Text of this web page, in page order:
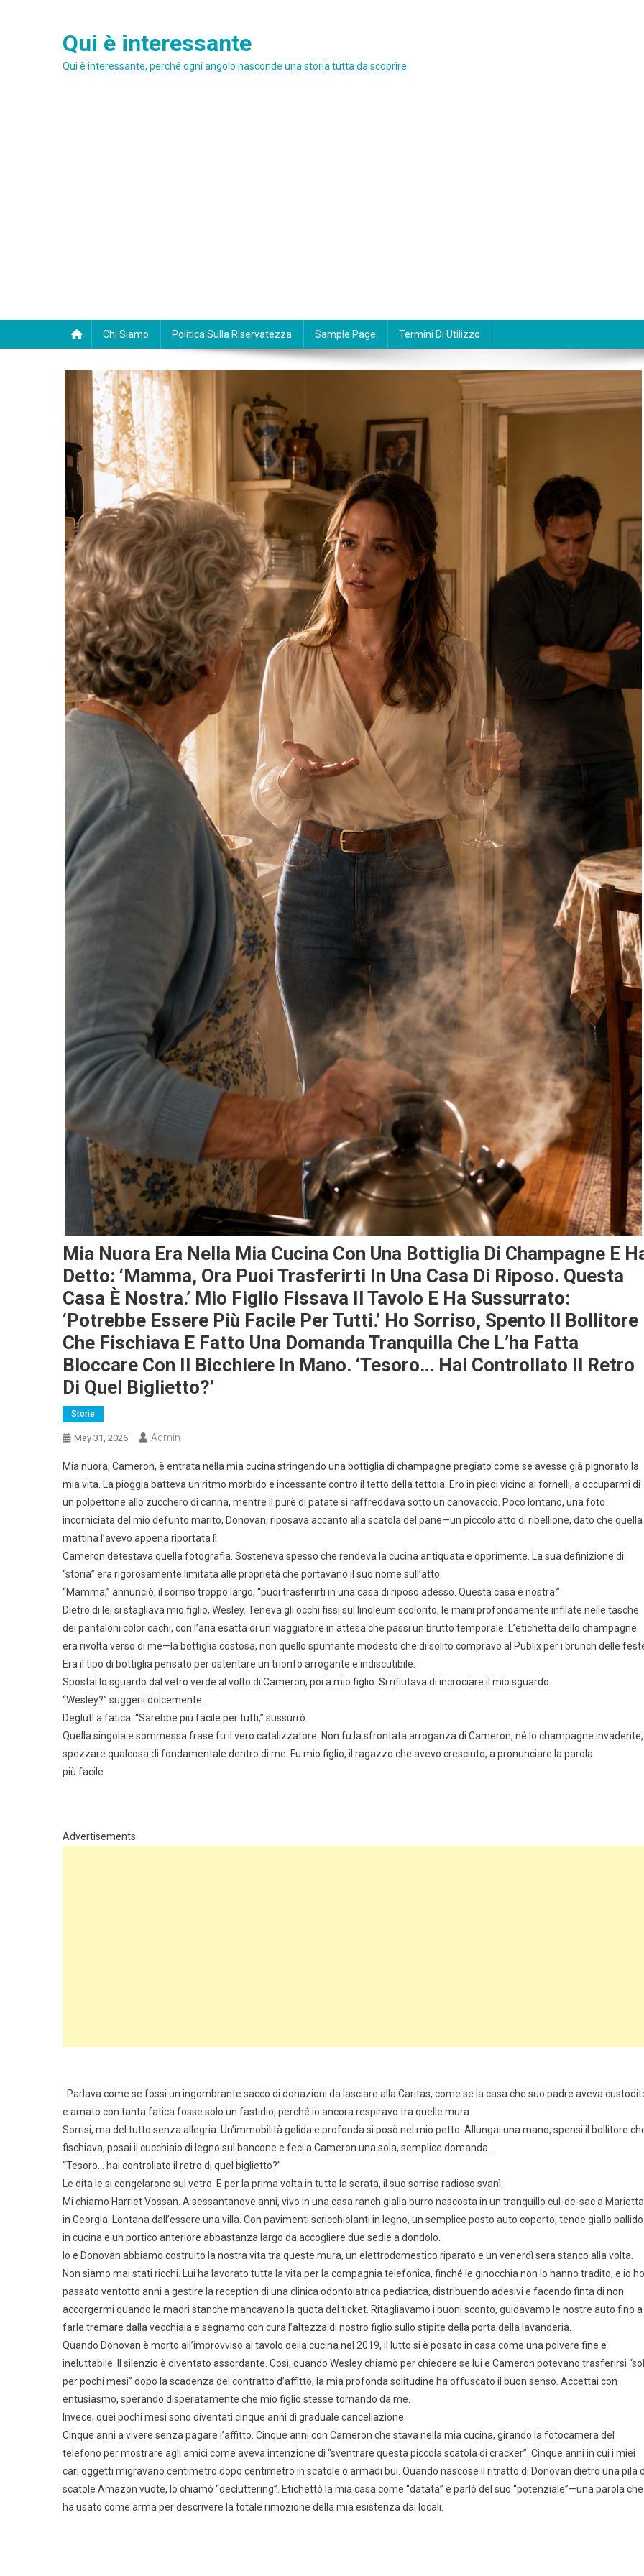
Qui è interessante
Qui è interessante, perché ogni angolo nasconde una storia tutta da scoprire
Chi Siamo Politica Sulla Riservatezza Sample Page Termini Di Utilizzo
Mia Nuora Era Nella Mia Cucina Con Una Bottiglia Di Champagne E
Detto: ‘Mamma, Ora Puoi Trasferirti In Una Casa Di Riposo. Questa
Casa È Nostra.’ Mio Figlio Fissava Il Tavolo E Ha Sussurrato:
‘Potrebbe Essere Più Facile Per Tutti.’ Ho Sorriso, Spento Il Bollitore
Che Fischiava E Fatto Una Domanda Tranquilla Che L’ha Fatta
Bloccare Con Il Bicchiere In Mano. ‘Tesoro… Hai Controllato Il Retro
Di Quel Biglietto?’
Storie
May 31, 2026 Admin
Mia nuora, Cameron, è entrata nella mia cucina stringendo una bottiglia di champagne pregiato come se avesse già pignorato la
mia vita. La pioggia batteva un ritmo morbido e incessante contro il tetto della tettoia. Ero in piedi vicino ai fornelli, a occuparmi di
un polpettone allo zucchero di canna, mentre il purè di patate si raffreddava sotto un canovaccio. Poco lontano, una foto
incorniciata del mio defunto marito, Donovan, riposava accanto alla scatola del pane—un piccolo atto di ribellione, dato che quella
mattina l’avevo appena riportata lì.
Cameron detestava quella fotografia. Sosteneva spesso che rendeva la cucina antiquata e opprimente. La sua definizione di
“storia” era rigorosamente limitata alle proprietà che portavano il suo nome sull’atto.
“Mamma,” annunciò, il sorriso troppo largo, “puoi trasferirti in una casa di riposo adesso. Questa casa è nostra.”
Dietro di lei si stagliava mio figlio, Wesley. Teneva gli occhi fissi sul linoleum scolorito, le mani profondamente infilate nelle tasche
dei pantaloni color cachi, con l’aria esatta di un viaggiatore in attesa che passi un brutto temporale. L’etichetta dello champagne
era rivolta verso di me—la bottiglia costosa, non quello spumante modesto che di solito compravo al Publix per i brunch delle
Era il tipo di bottiglia pensato per ostentare un trionfo arrogante e indiscutibile.
Spostai lo sguardo dal vetro verde al volto di Cameron, poi a mio figlio. Si rifiutava di incrociare il mio sguardo.
“Wesley?” suggerii dolcemente.
Deglutì a fatica. “Sarebbe più facile per tutti,” sussurrò.
Quella singola e sommessa frase fu il vero catalizzatore. Non fu la sfrontata arroganza di Cameron, né lo champagne invadente,
spezzare qualcosa di fondamentale dentro di me. Fu mio figlio, il ragazzo che avevo cresciuto, a pronunciare la parola
più facile
Advertisements
. Parlava come se fossi un ingombrante sacco di donazioni da lasciare alla Caritas, come se la casa che suo padre aveva
e amato con tanta fatica fosse solo un fastidio, perché io ancora respiravo tra quelle mura.
Sorrisi, ma del tutto senza allegria. Un’immobilità gelida e profonda si posò nel mio petto. Allungai una mano, spensi il bollitore
fischiava, posai il cucchiaio di legno sul bancone e feci a Cameron una sola, semplice domanda.
“Tesoro… hai controllato il retro di quel biglietto?”
Le dita le si congelarono sul vetro. E per la prima volta in tutta la serata, il suo sorriso radioso svanì.
Mi chiamo Harriet Vossan. A sessantanove anni, vivo in una casa ranch gialla burro nascosta in un tranquillo cul-de-sac a
in Georgia. Lontana dall’essere una villa. Con pavimenti scricchiolanti in legno, un semplice posto auto coperto, tende giallo pallido
in cucina e un portico anteriore abbastanza largo da accogliere due sedie a dondolo.
Io e Donovan abbiamo costruito la nostra vita tra queste mura, un elettrodomestico riparato e un venerdì sera stanco alla volta.
Non siamo mai stati ricchi. Lui ha lavorato tutta la vita per la compagnia telefonica, finché le ginocchia non lo hanno tradito, e io ho
passato ventotto anni a gestire la reception di una clinica odontoiatrica pediatrica, distribuendo adesivi e facendo finta di non
accorgermi quando le madri stanche mancavano la quota del ticket. Ritagliavamo i buoni sconto, guidavamo le nostre auto fino a
farle tremare dalla vecchiaia e segnamo con cura l’altezza di nostro figlio sullo stipite della porta della lavanderia.
Quando Donovan è morto all’improvviso al tavolo della cucina nel 2019, il lutto si è posato in casa come una polvere fine e
ineluttabile. Il silenzio è diventato assordante. Così, quando Wesley chiamò per chiedere se lui e Cameron potevano trasferirsi
per pochi mesi” dopo la scadenza del contratto d’affitto, la mia profonda solitudine ha offuscato il buon senso. Accettai con
entusiasmo, sperando disperatamente che mio figlio stesse tornando da me.
Invece, quei pochi mesi sono diventati cinque anni di graduale cancellazione.
Cinque anni a vivere senza pagare l’affitto. Cinque anni con Cameron che stava nella mia cucina, girando la fotocamera del
telefono per mostrare agli amici come aveva intenzione di “sventrare questa piccola scatola di cracker”. Cinque anni in cui i miei
cari oggetti migravano centimetro dopo centimetro in scatole o armadi bui. Quando nascose il ritratto di Donovan dietro una pila
scatole Amazon vuote, lo chiamò “decluttering”. Etichettò la mia casa come “datata” e parlò del suo “potenziale”—una parola che
ha usato come arma per descrivere la totale rimozione della mia esistenza dai locali.